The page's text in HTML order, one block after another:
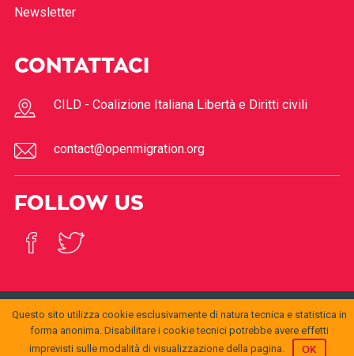
Newsletter
CONTATTACI
CILD - Coalizione Italiana Libertà e Diritti civili
contact@openmigration.org
FOLLOW US
openmigration.orgbyCILDis licensed under aCreative
Permissions beyond the scope of this license may be
© 2017Open
Migration
Questo sito utilizza cookie esclusivamente di natura tecnica e statistica in
forma anonima. Disabilitare i cookie tecnici potrebbe avere effetti
imprevisti sulle modalità di visualizzazione della pagina.
OK